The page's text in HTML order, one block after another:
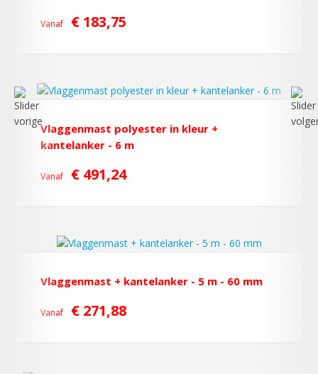
Vanaf € 183,75
Vlaggenmast polyester in kleur +
kantelanker - 6 m
Vanaf € 491,24
Vlaggenmast + kantelanker - 5 m - 60 mm
Vanaf € 271,88